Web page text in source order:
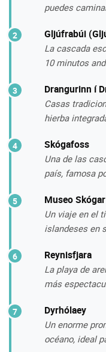
puedes
Gljúfrabúi
La cascada
10 minutos
Drangurinn í
Casas
hierba
Skógafoss
Una de las
país, famosa
Museo Skógar
Un viaje en el
islandeses en
Reynisfjara
La playa de
más
Dyrhólaey
Un enorme
océano, ideal